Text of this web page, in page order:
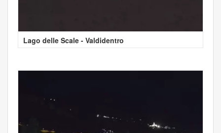
Lago delle Scale - Valdidentro